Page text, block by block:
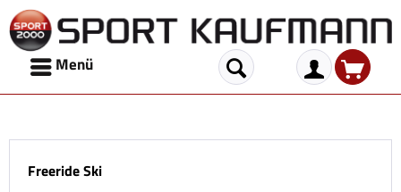
Menü
Freeride Ski